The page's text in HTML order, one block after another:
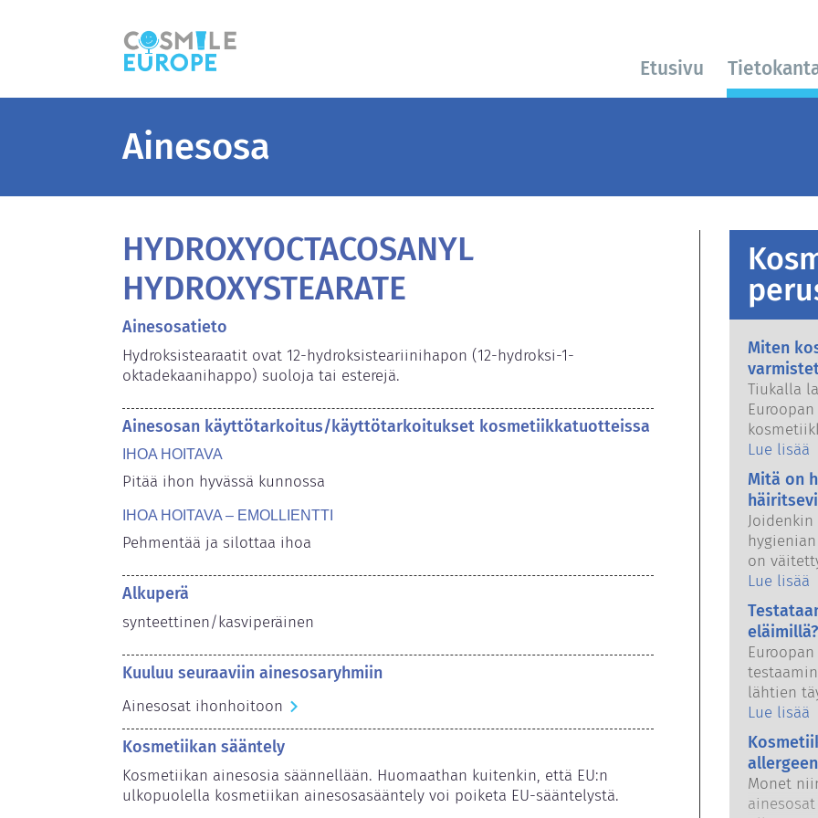
Etusivu
Ainesosa
HYDROXYOCTACOSANYL
HYDROXYSTEARATE
Ainesosatieto
Hydroksistearaatit ovat 12-hydroksisteariinihapon (12-hydroksi-1-
oktadekaanihappo) suoloja tai esterejä.
Ainesosan käyttötarkoitus/käyttötarkoitukset kosmetiikkatuotteissa
IHOA HOITAVA
Pitää ihon hyvässä kunnossa
IHOA HOITAVA – EMOLLIENTTI
Pehmentää ja silottaa ihoa
Alkuperä
synteettinen/kasviperäinen
Kuuluu seuraaviin ainesosaryhmiin
Ainesosat ihonhoitoon
Kosmetiikan sääntely
Kosmetiikan ainesosia säännellään. Huomaathan kuitenkin, että EU:n
ulkopuolella kosmetiikan ainesosasääntely voi poiketa EU-sääntelystä.
Miten
Tiukalla
tuotteet
sekä
Lue lisää
Mitä on
on
jäljitellä
vain
osoitettu
Pätevien
Lue lisää
lähtien
aikana –
voitaisiin
Lue lisää
Monet